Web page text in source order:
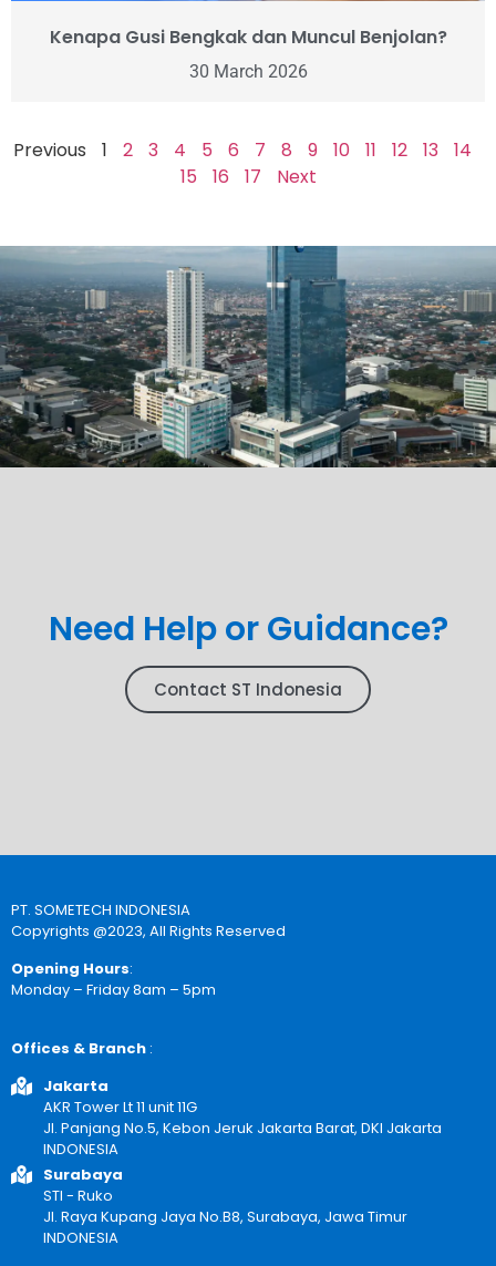
Kenapa Gusi Bengkak dan Muncul Benjolan?
30 March 2026
Previous 1 2 3 4 5 6 7 8 9 10 11 12 13
14
15
16 17 Next
Need Help or Guidance?
Contact ST Indonesia
PT. SOMETECH INDONESIA
Copyrights @2023, All Rights Reserved
Opening Hours:
Monday – Friday 8am – 5pm
Offices & Branch :
Jakarta
AKR Tower Lt 11 unit 11G
Jl. Panjang No.5, Kebon Jeruk Jakarta Barat, DKI Jakarta
INDONESIA
Surabaya
STI - Ruko
Jl. Raya Kupang Jaya No.B8, Surabaya, Jawa Timur
INDONESIA